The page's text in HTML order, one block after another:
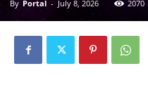
By Portal - July 8, 2026 2070